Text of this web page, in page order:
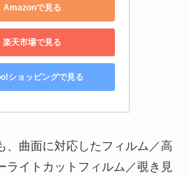
Amazonで見る
楽天市場で見る
ショッピングで見る
、曲面に対応したフィルム／高
ライトカットフィルム／覗き見